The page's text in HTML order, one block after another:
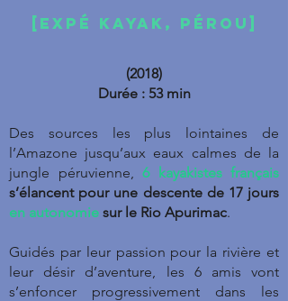
[EXPé kayak, pérou]
(2018)
Durée : 53 min
Des sources les plus lointaines de
l’Amazone jusqu’aux eaux calmes de la
jungle péruvienne, 6 kayakistes français
s’élancent pour une descente de 17 jours
en autonomie sur le Rio Apurimac.
Guidés par leur passion pour la rivière et
leur désir d’aventure, les 6 amis vont
s’enfoncer progressivement dans les